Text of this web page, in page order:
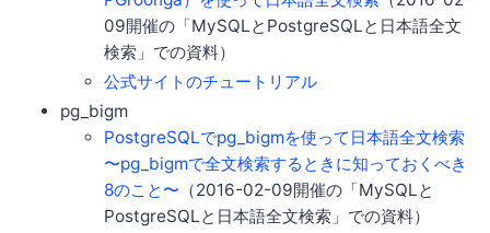
09開催の「MySQLとPostgreSQLと日本語全文
検索」での資料）
公式サイトのチュートリアル
pg_bigm
PostgreSQLでpg_bigmを使って日本語全文検索
〜pg_bigmで全文検索するときに知っておくべき
8のこと〜 （2016-02-09開催の「MySQLと
PostgreSQLと日本語全文検索」での資料）